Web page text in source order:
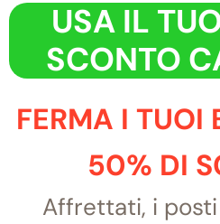
USA IL
SCONTO
FERMA I TUOI
50% DI
Affrettati, i